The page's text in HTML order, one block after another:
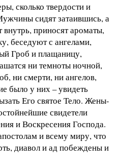
сколько твердости и
сидят затаившись, а
внутрь, приносят ароматы,
беседуют с ангелами,
Гроб и плащаницу,
ни темноты ночной,
ни смерти, ни ангелов,
было у них – увидеть
Его святое Тело. Жены-
свидетели
и Воскресения Господа.
и всему миру, что
диавол и ад побеждены и